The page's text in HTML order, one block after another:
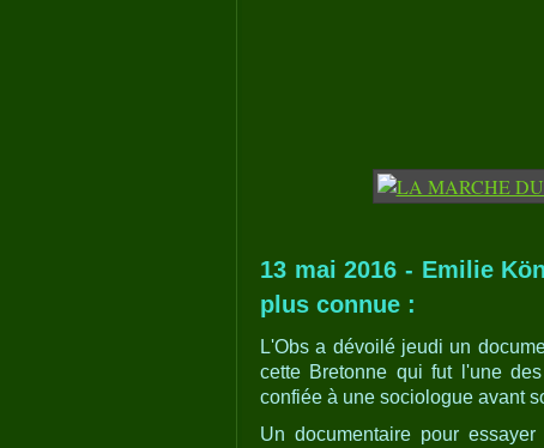
13 mai 2016 - Emilie
plus connue :
L'Obs a dévoilé jeudi un
cette Bretonne qui fut l'une
confiée à une sociologue avant
Un documentaire pour